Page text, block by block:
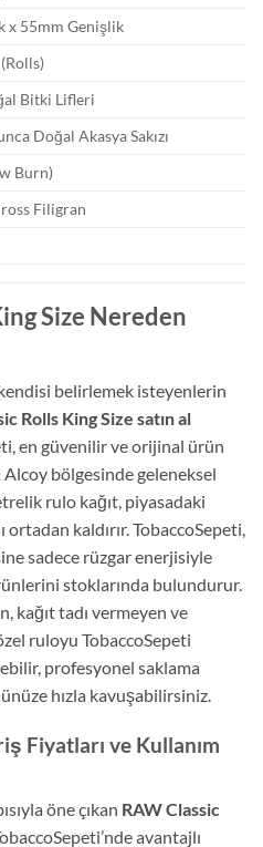
x 55mm Genişlik
Bitki Lifleri
Doğal Akasya Sakızı
Burn)
Filigran
Size Nereden
belirlemek isteyenlerin
Rolls King Size satın al
en güvenilir ve orijinal ürün
Alcoy bölgesinde geleneksel
rulo kağıt, piyasadaki
ortadan kaldırır. TobaccoSepeti,
sadece rüzgar enerjisiyle
stoklarında bulundurur.
kağıt tadı vermeyen ve
ruloyu TobaccoSepeti
profesyonel saklama
hızla kavuşabilirsiniz.
Fiyatları ve Kullanım
öne çıkan RAW Classic
avantajlı